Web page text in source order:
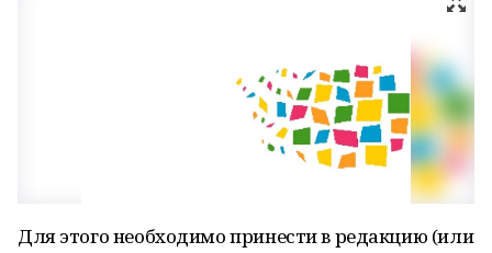
Для этого необходимо принести в редакцию (или